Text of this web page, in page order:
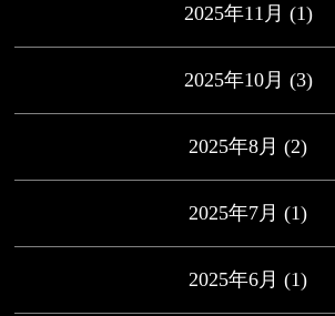
2025年11月 (1)
2025年10月 (3)
2025年8月 (2)
2025年7月 (1)
2025年6月 (1)